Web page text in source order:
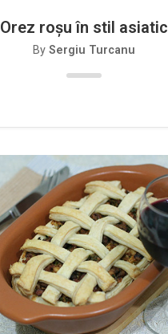
Orez roșu în stil asiatic
BySergiu Turcanu